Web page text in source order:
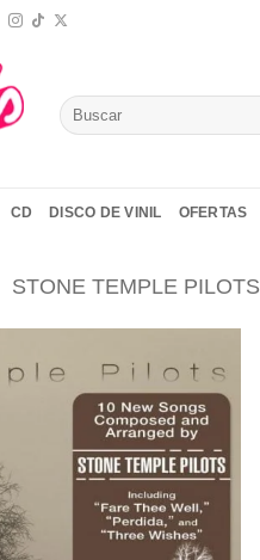
Pesquisar
por:
CD DISCO DE VINIL OFERTAS
STONE TEMPLE PILOTS
Adicionar
a lista de
desejos